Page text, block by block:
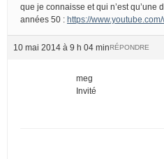
que je connaisse et qui n’est qu’une
années 50 : https://
10 mai 2014 à 9 h 04 minRÉPONDRE
meg
Invité